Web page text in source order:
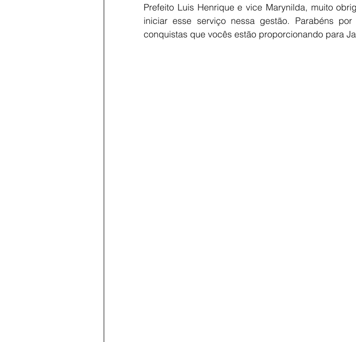
Prefeito Luis Henrique e vice Marynilda, muito
iniciar esse serviço nessa gestão. Parabéns
conquistas que vocês estão proporcionando para